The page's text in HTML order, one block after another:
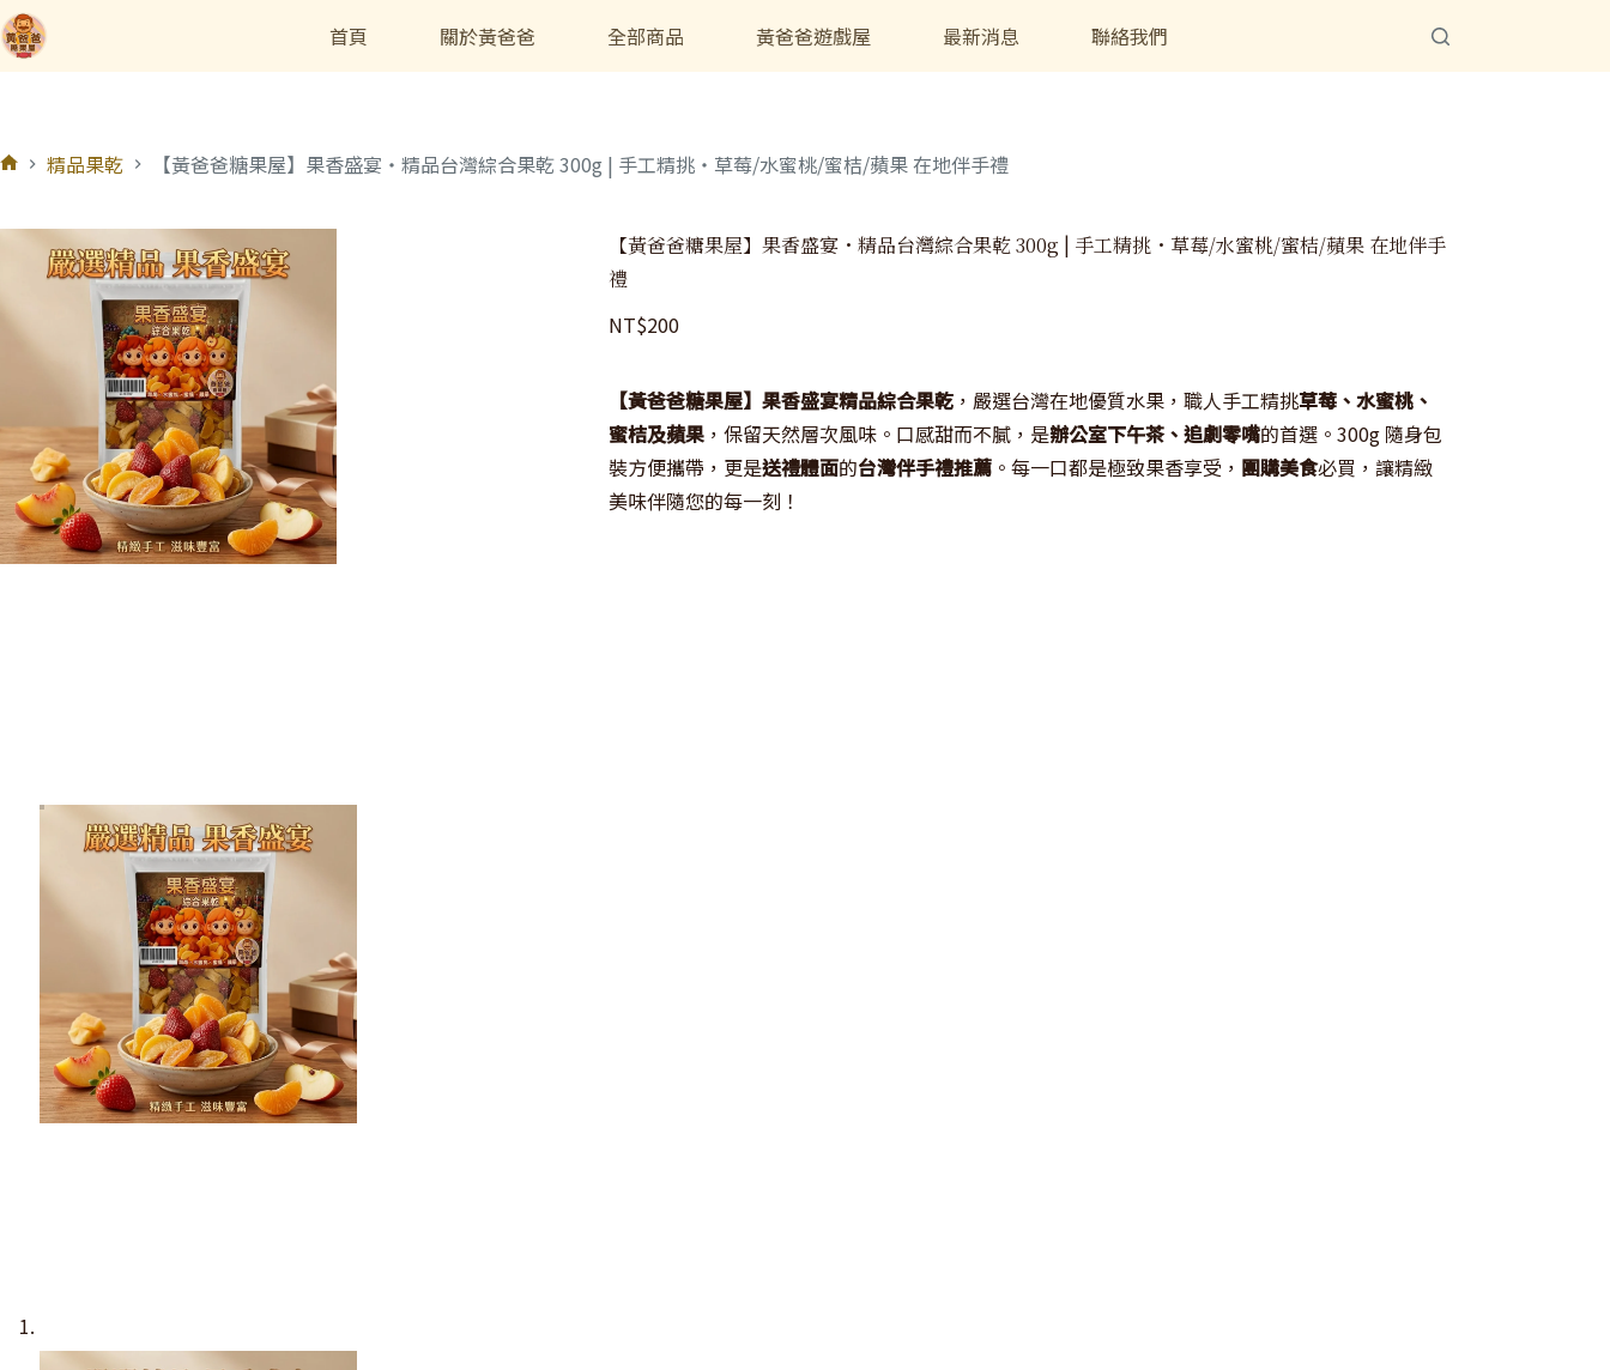
首頁 關於黃爸爸 全部商品 黃爸爸遊戲屋 最新消息 聯絡我們
精品果乾 【黃爸爸糖果屋】果香盛宴・精品台灣綜合果乾 300g | 手工精挑・草莓/水蜜桃/蜜桔/蘋果 在地伴手禮
【黃爸爸糖果屋】果香盛宴・精品台灣綜合果乾 300g | 手工精挑・草莓/水蜜桃/蜜桔/蘋果 在地伴手
禮
NT$200
【黃爸爸糖果屋】果香盛宴精品綜合果乾，嚴選台灣在地優質水果，職人手工精挑草莓、水蜜桃、
蜜桔及蘋果，保留天然層次風味。口感甜而不膩，是辦公室下午茶、追劇零嘴的首選。300g 隨身包
裝方便攜帶，更是送禮體面的台灣伴手禮推薦。每一口都是極致果香享受， 團購美食必買，讓精緻
美味伴隨您的每一刻！